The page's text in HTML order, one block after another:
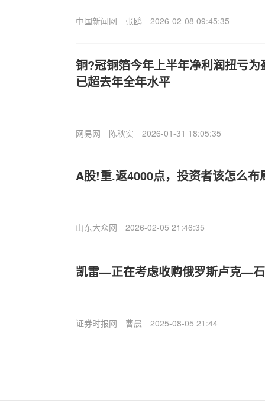
中国新闻网 张鸥 2026-02-08 09:45:35
铜?冠铜箔今年上半年净利润扭亏
已超去年全年水平
网易网 陈秋实 2026-01-31 18:05:35
A股!重.返4000点，投资者该怎么布
山东大众网 2026-02-05 21:46:35
凯雷—正在考虑收购俄罗斯卢克—
证券时报网 曹晨 2025-08-05 21:44